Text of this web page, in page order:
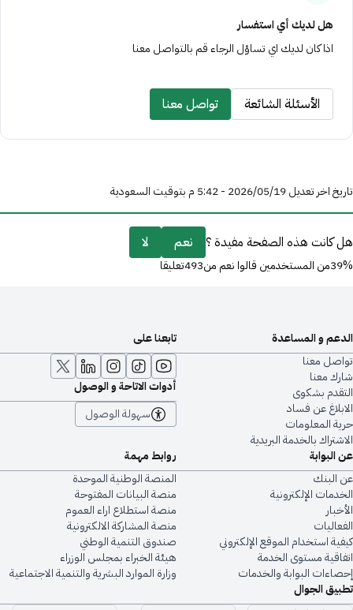
ﻫﻞ ﻟﺪﻳﻚ أي اﺳﺘﻔﺴﺎر
اذا ﻛﺎن ﻟﺪﻳﻚ اي ﺗﺴﺎؤل اﻟﺮﺟﺎء ﻗﻢ ﺑﺎﻟﺘﻮاﺻﻞ ﻣﻌﻨﺎ
الأسئلة الشائعة تواصل معنا
تاريخ اخر تعديل 19‏/05‏/2026 - 5:42 م بتوقيت السعودية
هل كانت هذه الصفحة مفيدة ؟ نعم لا
39%من المستخدمين قالوا نعم من493تعليقا
عن البوابة
عن البنك
الخدمات الإلكترونية
الأخبار
الفعاليات
كيفية استخدام الموقع الإلكتروني
اتفاقية مستوى الخدمة
إحصاءات البوابة والخدمات
روابط مهمة
المنصة الوطنية الموحدة
منصة البيانات المفتوحة
منصة استطلاع اراء العموم
منصة المشاركة الالكترونية
صندوق التنمية الوطني
هيئة الخبراء بمجلس الوزراء
وزارة الموارد البشرية والتنمية الاجتماعية
الدعم و المساعدة
تواصل معنا
شارك معنا
التقدم بشكوى
الابلاغ عن فساد
حرية المعلومات
الاشتراك بالخدمة البريدية
تابعنا على
أدوات الاتاحة و الوصول
سهولة الوصول
تطبيق الجوال